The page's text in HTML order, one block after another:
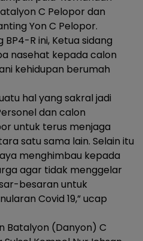
C Pelopor dan
Yon C Pelopor.
R ini, Ketua sidang
nasehat kepada calon
kehidupan berumah
hal yang sakral jadi
dan calon
untuk terus menjaga
satu sama lain. Selain itu
menghimbau kepada
agar tidak menggelar
besaran untuk
Covid 19,” ucap
Batalyon (Danyon) C